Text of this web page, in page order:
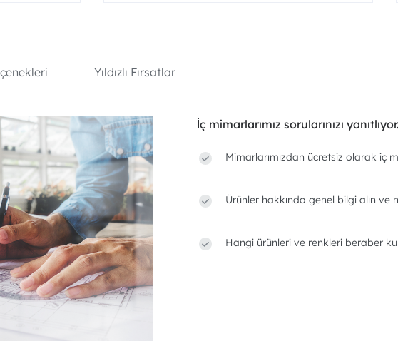
Yıldızlı Fırsatlar
İç mimarlarımız sorularınızı yanıtlıyor.
Mimarlarımızdan ücretsiz olarak iç
Ürünler hakkında genel bilgi alın ve
Hangi ürünleri ve renkleri beraber